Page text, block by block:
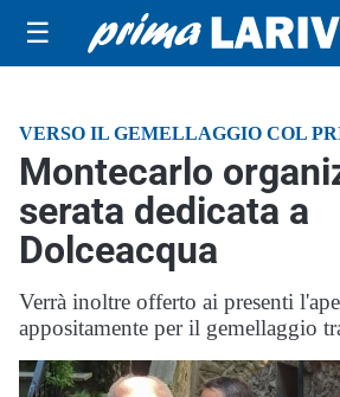
☰
VERSO IL GEMELLAGGIO COL
Montecarlo
serata dedicata a
Dolceacqua
Verrà inoltre offerto ai presenti
appositamente per il gemellaggio